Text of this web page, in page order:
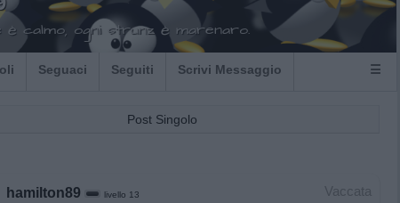
è calmo, ogni strunz è marenaro.
Seguaci Seguiti Scrivi Messaggio ☰
Post Singolo
Vaccata
hamilton89 livello 13